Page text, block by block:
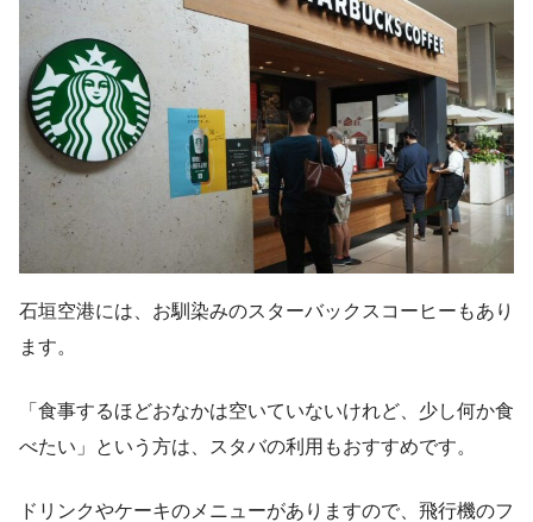
石垣空港には、お馴染みのスターバックスコーヒーもあり
ます。
「食事するほどおなかは空いていないけれど、少し何か食
べたい」という方は、スタバの利用もおすすめです。
ドリンクやケーキのメニューがありますので、飛行機のフ